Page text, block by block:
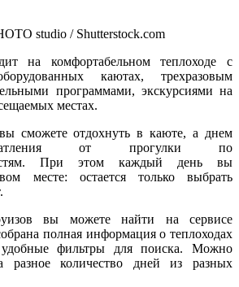
studio / Shutterstock.com
на комфортабельном теплоходе с
каютах, трехразовым
программами, экскурсиями на
местах.
сможете отдохнуть в каюте, а днем
от прогулки по
При этом каждый день вы
месте: остается только выбрать
вы можете найти на сервисе
полная информация о теплоходах
фильтры для поиска. Можно
разное количество дней из разных